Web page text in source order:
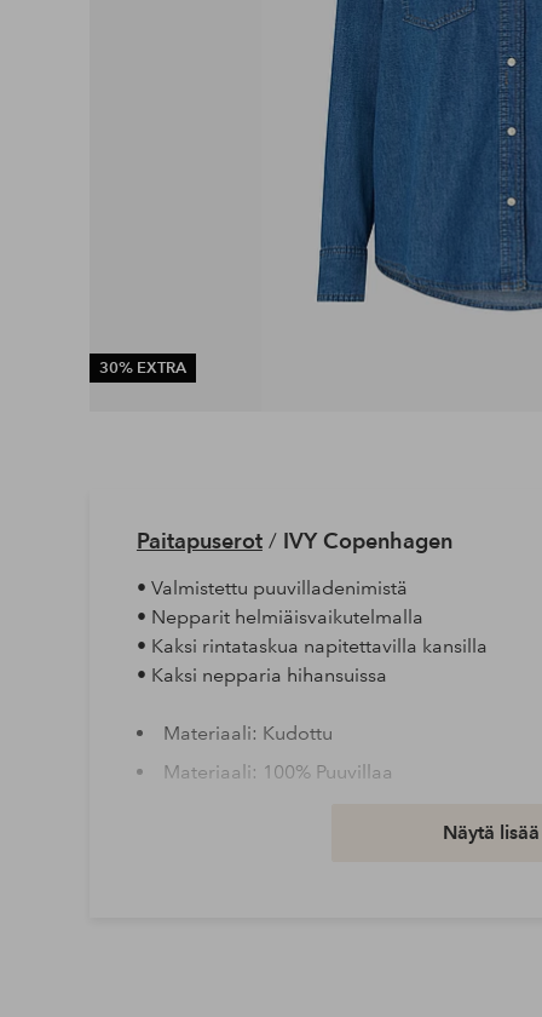
30% EXTRA
Paitapuserot/ IVY Copenhagen
• Valmistettu puuvilladenimistä
• Nepparit helmiäisvaikutelmalla
• Kaksi rintataskua napitettavilla kansilla
• Kaksi nepparia hihansuissa
Materiaali: Kudottu
Materiaali: 100% Puuvillaa
Näytä lisää